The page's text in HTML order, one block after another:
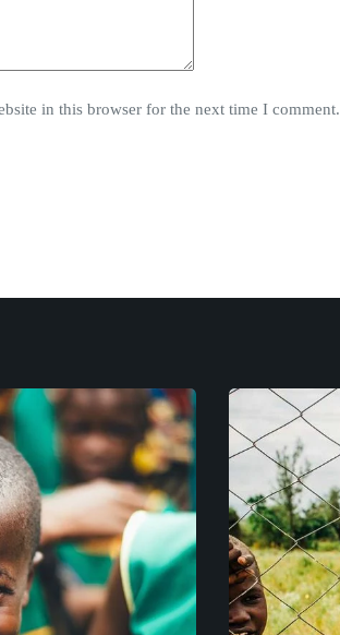
in this browser for the next time I comment.